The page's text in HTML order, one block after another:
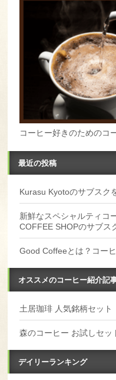
コーヒー好きのためのコ
最近の投稿
Kurasu Kyotoのサブスク
新鮮なスペシャルティコ
COFFEE SHOPのサブス
Good Coffeeとは？コー
オススメのコーヒー紹介記
土居珈琲 人気銘柄セット
森のコーヒー お試しセッ
デイリーランキング